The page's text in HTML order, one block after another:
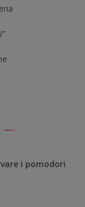
i pomodori